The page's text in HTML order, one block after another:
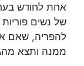
אחת לחודש
של נשים
להפריה, שאם
ממנה ותצא